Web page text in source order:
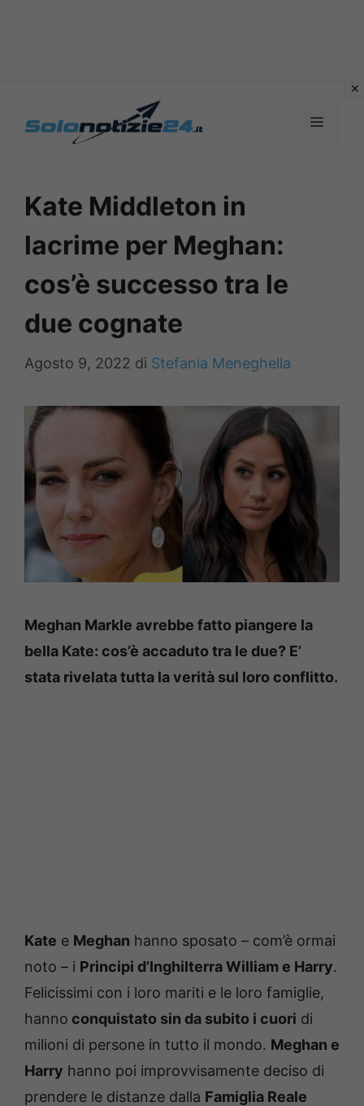
MENU
Kate Middleton in
lacrime per Meghan:
cos’è successo tra le
due cognate
Agosto 9, 2022 di Stefania Meneghella
Meghan Markle avrebbe fatto piangere la
bella Kate: cos’è accaduto tra le due? E’
stata rivelata tutta la verità sul loro conflitto.
Kate e Meghan hanno sposato – com’è ormai
noto – i Principi d’Inghilterra William e Harry.
Felicissimi con i loro mariti e le loro famiglie,
hanno conquistato sin da subito i cuori di
milioni di persone in tutto il mondo. Meghan e
Harry hanno poi improvvisamente deciso di
prendere le distanze dalla Famiglia Reale